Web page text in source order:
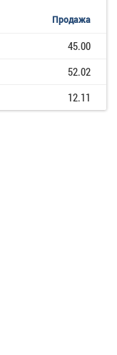
Продажа
45.00
52.02
12.11